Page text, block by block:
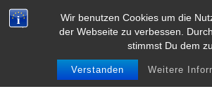
Wir benutzen Cookies um die
der Webseite zu verbessen.
stimmst Du dem zu.
Verstanden Weitere
MENU